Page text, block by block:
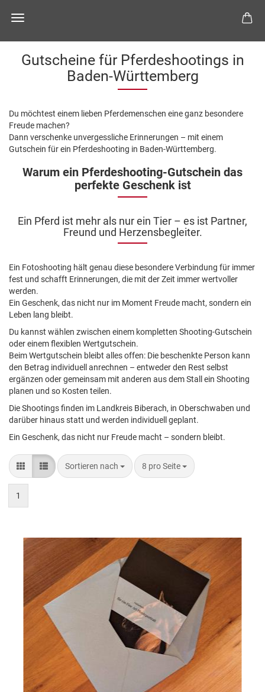
Gutscheine für Pferdeshootings in
Baden-Württemberg
Du möchtest einem lieben Pferdemenschen eine ganz besondere
Freude machen?
Dann verschenke unvergessliche Erinnerungen – mit einem
Gutschein für ein Pferdeshooting in Baden-Württemberg.
Warum ein Pferdeshooting-Gutschein das
perfekte Geschenk ist
Ein Pferd ist mehr als nur ein Tier – es ist Partner,
Freund und Herzensbegleiter.
Ein Fotoshooting hält genau diese besondere Verbindung für immer
fest und schafft Erinnerungen, die mit der Zeit immer wertvoller
werden.
Ein Geschenk, das nicht nur im Moment Freude macht, sondern ein
Leben lang bleibt.
Du kannst wählen zwischen einem kompletten Shooting-Gutschein
oder einem flexiblen Wertgutschein.
Beim Wertgutschein bleibt alles offen: Die beschenkte Person kann
den Betrag individuell anrechnen – entweder den Rest selbst
ergänzen oder gemeinsam mit anderen aus dem Stall ein Shooting
planen und so Kosten teilen.
Die Shootings finden im Landkreis Biberach, in Oberschwaben und
darüber hinaus statt und werden individuell geplant.
Ein Geschenk, das nicht nur Freude macht – sondern bleibt.
Sortieren nach 8 pro Seite
1